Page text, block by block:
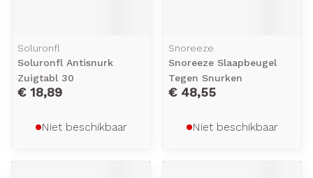
Soluronfl
Soluronfl Antisnurk
Zuigtabl 30
€ 18,89
Niet beschikbaar
Snoreeze
Snoreeze Slaapbeugel
Tegen Snurken
€ 48,55
Niet beschikbaar